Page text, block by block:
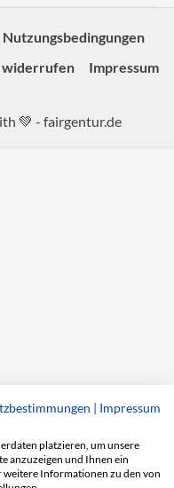
Nutzungsbedingungen
widerrufen Impressum
💚 - fairgentur.de
| Impressum
platzieren, um unsere
anzuzeigen und Ihnen ein
Informationen zu den von